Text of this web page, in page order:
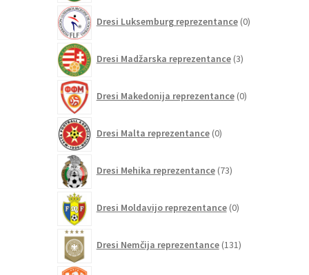
Dresi Luksemburg reprezentance 0izdelkov
Dresi Madžarska reprezentance 3izdelki
Dresi Makedonija reprezentance 0izdelkov
Dresi Malta reprezentance 0izdelkov
Dresi Mehika reprezentance 73izdelkov
Dresi Moldavijo reprezentance 0izdelkov
Dresi Nemčija reprezentance 131izdelkov